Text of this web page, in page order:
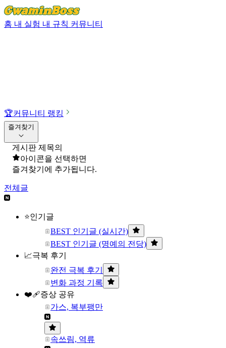
홈 내 실험 내 규칙 커뮤니티
🏆커뮤니티 랭킹
즐겨찾기
게시판 제목의
아이콘을 선택하면
즐겨찾기에 추가됩니다.
전체글
⭐인기글
BEST 인기글 (실시간)
BEST 인기글 (명예의 전당)
📈극복 후기
완전 극복 후기
변화 과정 기록
❤️‍🩹증상 공유
가스, 복부팽만
속쓰림, 역류